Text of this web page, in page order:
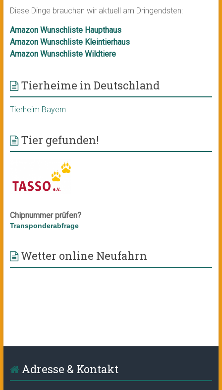
Diese Dinge brauchen wir aktuell am Dringendsten:
Amazon Wunschliste Haupthaus
Amazon Wunschliste Kleintierhaus
Amazon Wunschliste Wildtiere
Tierheime in Deutschland
Tierheim Bayern
Tier gefunden!
Chipnummer prüfen?
Transponderabfrage
Wetter online Neufahrn
Adresse & Kontakt